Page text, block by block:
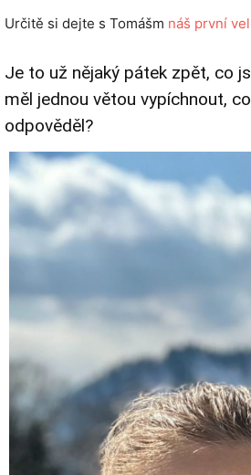
Určitě si dejte s Tomášm náš první
Je to už nějaký pátek zpět, co
měl jednou větou vypíchnout,
odpověděl?